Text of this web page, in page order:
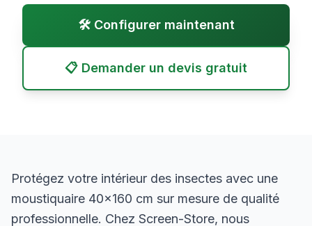
🛠️ Configurer maintenant
📋 Demander un devis gratuit
Protégez votre intérieur des insectes avec une
moustiquaire 40×160 cm sur mesure de qualité
professionnelle. Chez Screen-Store, nous